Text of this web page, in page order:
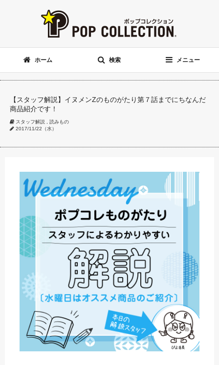
ホーム 検索 メニュー
【スタッフ解説】イヌメンZのものがたり第７話までにちなんだ
商品紹介です！
スタッフ解説
読みもの
2017/11/22（水）